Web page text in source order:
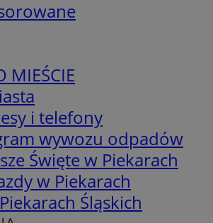
MIEŚCIE
i telefony
wywozu odpadów
Święte w Piekarach
w Piekarach
Śląskich